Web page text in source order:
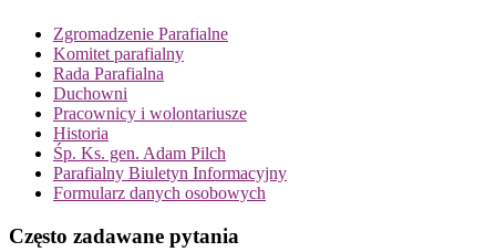
Zgromadzenie Parafialne
Komitet parafialny
Rada Parafialna
Duchowni
Pracownicy i wolontariusze
Historia
Śp. Ks. gen. Adam Pilch
Parafialny Biuletyn Informacyjny
Formularz danych osobowych
Często zadawane pytania